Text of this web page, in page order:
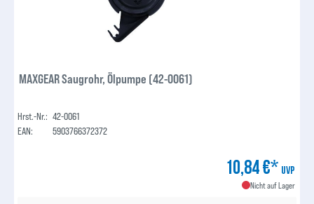
MAXGEAR Saugrohr, Ölpumpe (42-0061)
Hrst.-Nr.: 42-0061
EAN:
5903766372372
10,84 €* UVP
Nicht auf Lager